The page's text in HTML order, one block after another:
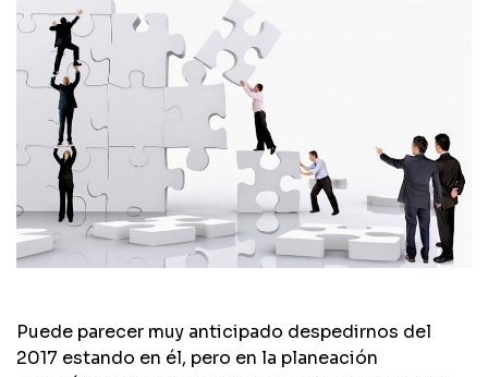
Puede parecer muy anticipado despedirnos del
2017 estando en él, pero en la planeación